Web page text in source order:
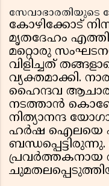
സേവാഭാരതിയുടെ
കോഴിക്കോട്
മൃതദേഹം
മറ്റൊരു
വിളിച്ചത്
വ്യക്തമാക്കി.
ഹൈന്ദവ
നടത്താൻ
നിത്യാനന്ദ
ഹർഷ ഐലയെ
പ്രവർത്തകനായ